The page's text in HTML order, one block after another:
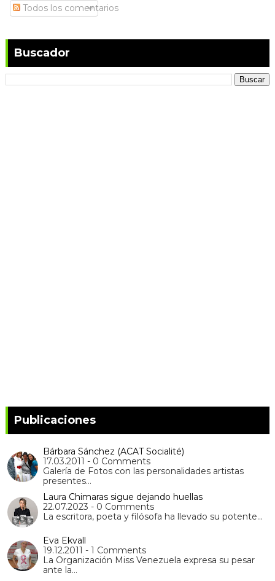
Todos los comentarios
Buscador
Publicaciones
Bárbara Sánchez (ACAT Socialité)
17.03.2011 - 0 Comments
Galería de Fotos con las personalidades artistas
presentes…
Laura Chimaras sigue dejando huellas
22.07.2023 - 0 Comments
La escritora, poeta y filósofa ha llevado su potente…
Eva Ekvall
19.12.2011 - 1 Comments
La Organización Miss Venezuela expresa su pesar
ante la…